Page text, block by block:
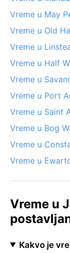
Vreme u May
Vreme u Old
Vreme u
Vreme u Half
Vreme u
Vreme u Port
Vreme u Saint
Vreme u Bog
Vreme u
Vreme u
Vreme u
Kakvo je